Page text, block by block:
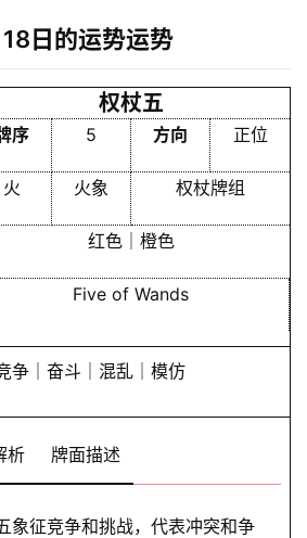
18日的运势运势
权杖五
序 5 方向 正位
火 火象 权杖牌组
红色｜橙色
Five of Wands
争｜奋斗｜混乱｜模仿
析 牌面描述
象征竞争和挑战，代表冲突和争